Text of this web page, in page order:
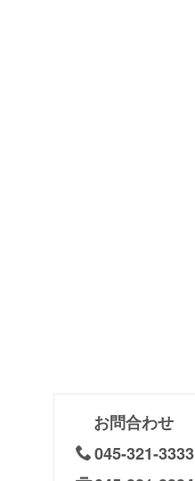
お問合わせ
045-321-3333